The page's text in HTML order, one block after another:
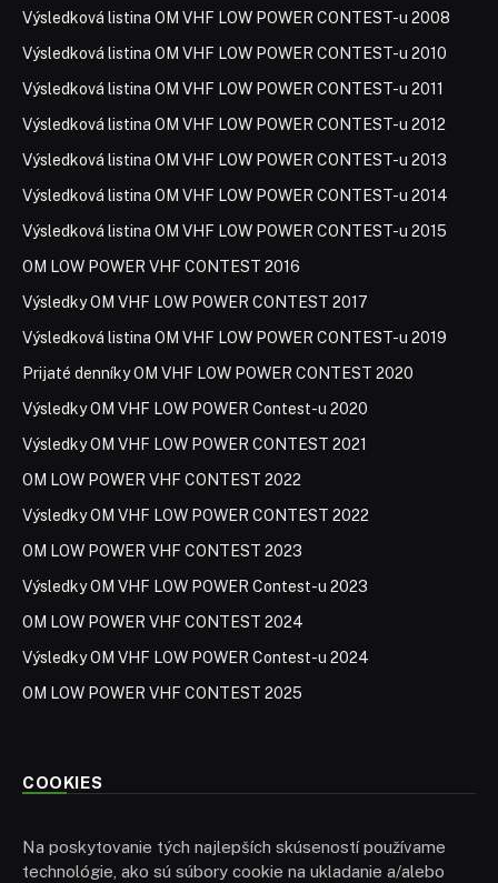
Výsledková listina OM VHF LOW POWER CONTEST-u 2008
Výsledková listina OM VHF LOW POWER CONTEST-u 2010
Výsledková listina OM VHF LOW POWER CONTEST-u 2011
Výsledková listina OM VHF LOW POWER CONTEST-u 2012
Výsledková listina OM VHF LOW POWER CONTEST-u 2013
Výsledková listina OM VHF LOW POWER CONTEST-u 2014
Výsledková listina OM VHF LOW POWER CONTEST-u 2015
OM LOW POWER VHF CONTEST 2016
Výsledky OM VHF LOW POWER CONTEST 2017
Výsledková listina OM VHF LOW POWER CONTEST-u 2019
Prijaté denníky OM VHF LOW POWER CONTEST 2020
Výsledky OM VHF LOW POWER Contest-u 2020
Výsledky OM VHF LOW POWER CONTEST 2021
OM LOW POWER VHF CONTEST 2022
Výsledky OM VHF LOW POWER CONTEST 2022
OM LOW POWER VHF CONTEST 2023
Výsledky OM VHF LOW POWER Contest-u 2023
OM LOW POWER VHF CONTEST 2024
Výsledky OM VHF LOW POWER Contest-u 2024
OM LOW POWER VHF CONTEST 2025
COOKIES
Na poskytovanie tých najlepších skúseností používame
technológie, ako sú súbory cookie na ukladanie a/alebo